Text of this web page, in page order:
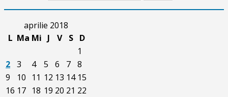
aprilie 2018
L Ma Mi J V S
D
1
2 3 4 5 6 7 8
9
10 11 12 13 14 15
16 17 18 19 20 21 22